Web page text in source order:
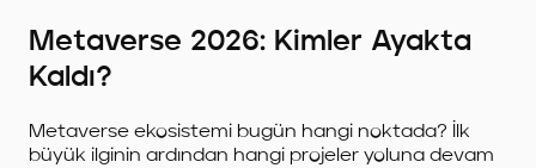
Metaverse 2026: Kimler Ayakta
Kaldı?
Metaverse ekosistemi bugün hangi noktada? İlk
büyük ilginin ardından hangi projeler yoluna devam